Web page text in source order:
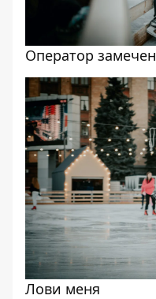
Оператор замечен
Лови меня